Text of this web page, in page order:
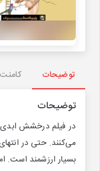
توضیحات
توضیحات
در فیلم درخشش ابدی
بسیار ارزشمند است.